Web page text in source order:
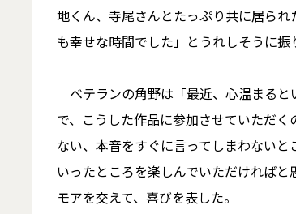
地くん、寺尾さんとたっぷり共に居ら
も幸せな時間でした」とうれしそうに振
ベテランの角野は「最近、心温まる
で、こうした作品に参加させていただ
ない、本音をすぐに言ってしまわない
いったところを楽しんでいただければ
モアを交えて、喜びを表した。